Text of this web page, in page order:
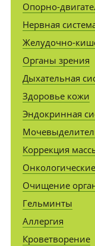
Опорно-
Нервная
Желудочно-
Органы зрения
Дыхательная
Здоровье кожи
Эндокринная
Коррекция
Очищение
Гельминты
Аллергия
Кроветворение